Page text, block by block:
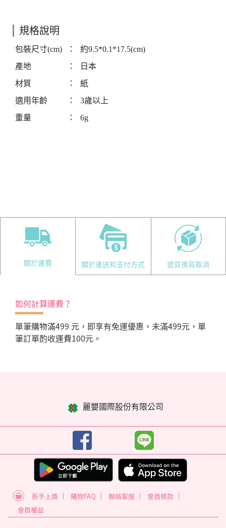
規格說明
包裝尺寸(cm) ：
約9.5*0.1*17.5(cm)
產地
：
日本
材質
：
紙
適用年齡
：
3歲以上
重量
： 6g
關於運費 關於運送和支付方式 退貨換貨取消
如何計算運費？
單筆購物滿499 元，即享有免運優惠，未滿499元，單
筆訂單酌收運費100元。
麗嬰國際股份有限公司
新手上路 購物FAQ 聯絡客服
會員條款
會員權益